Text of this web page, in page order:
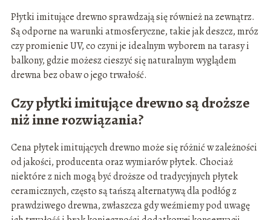
Płytki imitujące drewno sprawdzają się również na zewnątrz.
Są odporne na warunki atmosferyczne, takie jak deszcz, mróz
czy promienie UV, co czyni je idealnym wyborem na tarasy i
balkony, gdzie możesz cieszyć się naturalnym wyglądem
drewna bez obaw o jego trwałość.
Czy płytki imitujące drewno są droższe
niż inne rozwiązania?
Cena płytek imitujących drewno może się różnić w zależności
od jakości, producenta oraz wymiarów płytek. Chociaż
niektóre z nich mogą być droższe od tradycyjnych płytek
ceramicznych, często są tańszą alternatywą dla podłóg z
prawdziwego drewna, zwłaszcza gdy weźmiemy pod uwagę